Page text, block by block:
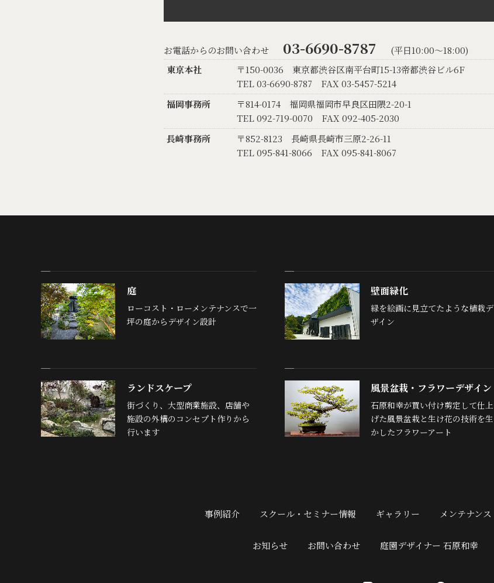
お電話からのお問い合わせ 03-6690-8787
(平日10:00〜18:00)
東京本社
〒150-0036 東京都渋谷区南平台町15-13帝都渋谷ビル6F
TEL 03-6690-8787
FAX 03-5457-5214
福岡事務所
〒814-0174 福岡県福岡市早良区田隈2-20-1
TEL 092-719-0070
FAX 092-405-2030
長崎事務所
〒852-8123 長崎県長崎市三原2-26-11
TEL 095-841-8066
FAX 095-841-8067
庭
ローコスト・ローメンテナンスで一
坪の庭からデザイン設計
壁面緑化
緑を絵画に見立てたような植栽デ
ザイン
ランドスケープ
街づくり、大型商業施設、店舗や
施設の外構のコンセプト作りから
行います
風景盆栽・フラワーデザイン
石原和幸が買い付け剪定して仕上
げた風景盆栽と生け花の技術を生
かしたフラワーアート
事例紹介 スクール・セミナー情報 ギャラリー メンテナンス
お知らせ お問い合わせ 庭園デザイナー 石原和幸